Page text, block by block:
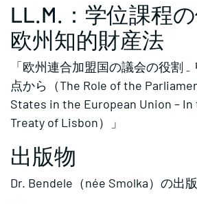
LL.M.：学位課程
欧州知的財産法
「欧州連合加盟国の議会の役割
点から（The Role of the
States in the European Union –
Treaty of Lisbon）」
出版物
Dr. Bendele（née Smolka）の出